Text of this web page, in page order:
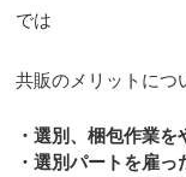
では
共販のメリットにつ
・選別、梱包作業
・選別パートを雇